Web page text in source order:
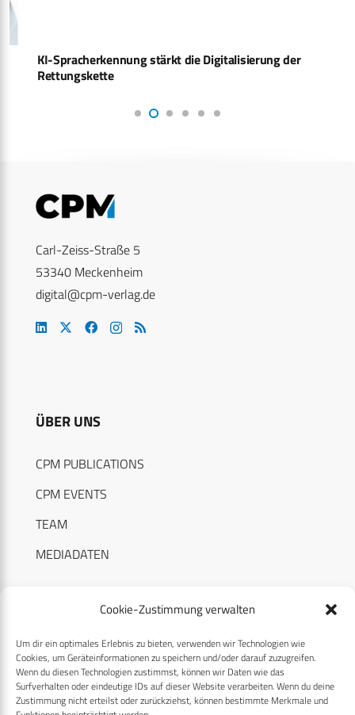
Cookie-Zustimmung verwalten
Um dir ein optimales Erlebnis zu bieten, verwenden wir Technologien wie
Cookies, um Geräteinformationen zu speichern und/oder darauf zuzugreifen.
Wenn du diesen Technologien zustimmst, können wir Daten wie das
Surfverhalten oder eindeutige IDs auf dieser Website verarbeiten. Wenn du deine
Zustimmung nicht erteilst oder zurückziehst, können bestimmte Merkmale und
KI-Spracherkennung stärkt die Digitalisierung der
Rettungskette
Carl-Zeiss-Straße 5
53340 Meckenheim
digital@cpm-verlag.de
ÜBER UNS
CPM PUBLICATIONS
CPM EVENTS
TEAM
MEDIADATEN
RECHTLICHES
Datenschutzerklärung